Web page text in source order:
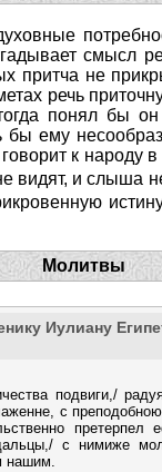
смысл
не
речь
понял бы
бы ему
к народу в
видят, и
Молитвы
Иулиану
подвиги,/
с
претерпел
с нимиже
нашим.